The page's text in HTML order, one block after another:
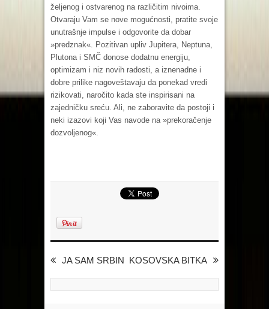
željenog i ostvarenog na različitim nivoima.
Otvaraju Vam se nove mogućnosti, pratite svoje
unutrašnje impulse i odgovorite da dobar
»predznak«. Pozitivan upliv Jupitera, Neptuna,
Plutona i SMČ donose dodatnu energiju,
optimizam i niz novih radosti, a iznenadne i
dobre prilike nagoveštavaju da ponekad vredi
rizikovati, naročito kada ste inspirisani na
zajedničku sreću. Ali, ne zaboravite da postoji i
neki izazovi koji Vas navode na »prekoračenje
dozvoljenog«.
JA SAM SRBIN KOSOVSKA BITKA